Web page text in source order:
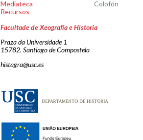
Mediateca
Recursos
Colofón
Facultade de Xeografía e Historia
Praza da Universidade 1
15782. Santiago de Compostela
histagra@usc.es